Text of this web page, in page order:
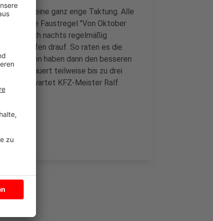
Dülmen eine ganz enge Taktung. Alle
rein. Die Faustregel "Von Oktober
Ist es auch nachts regelmäßig
drauf. So raten es die
haben dann den besseren
Es dauert teilweise bis zu drei
erwartet KFZ-Meister Ralf